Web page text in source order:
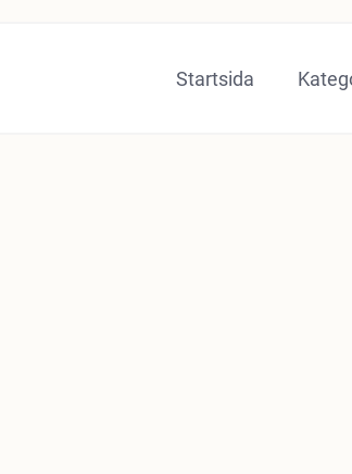
Startsida